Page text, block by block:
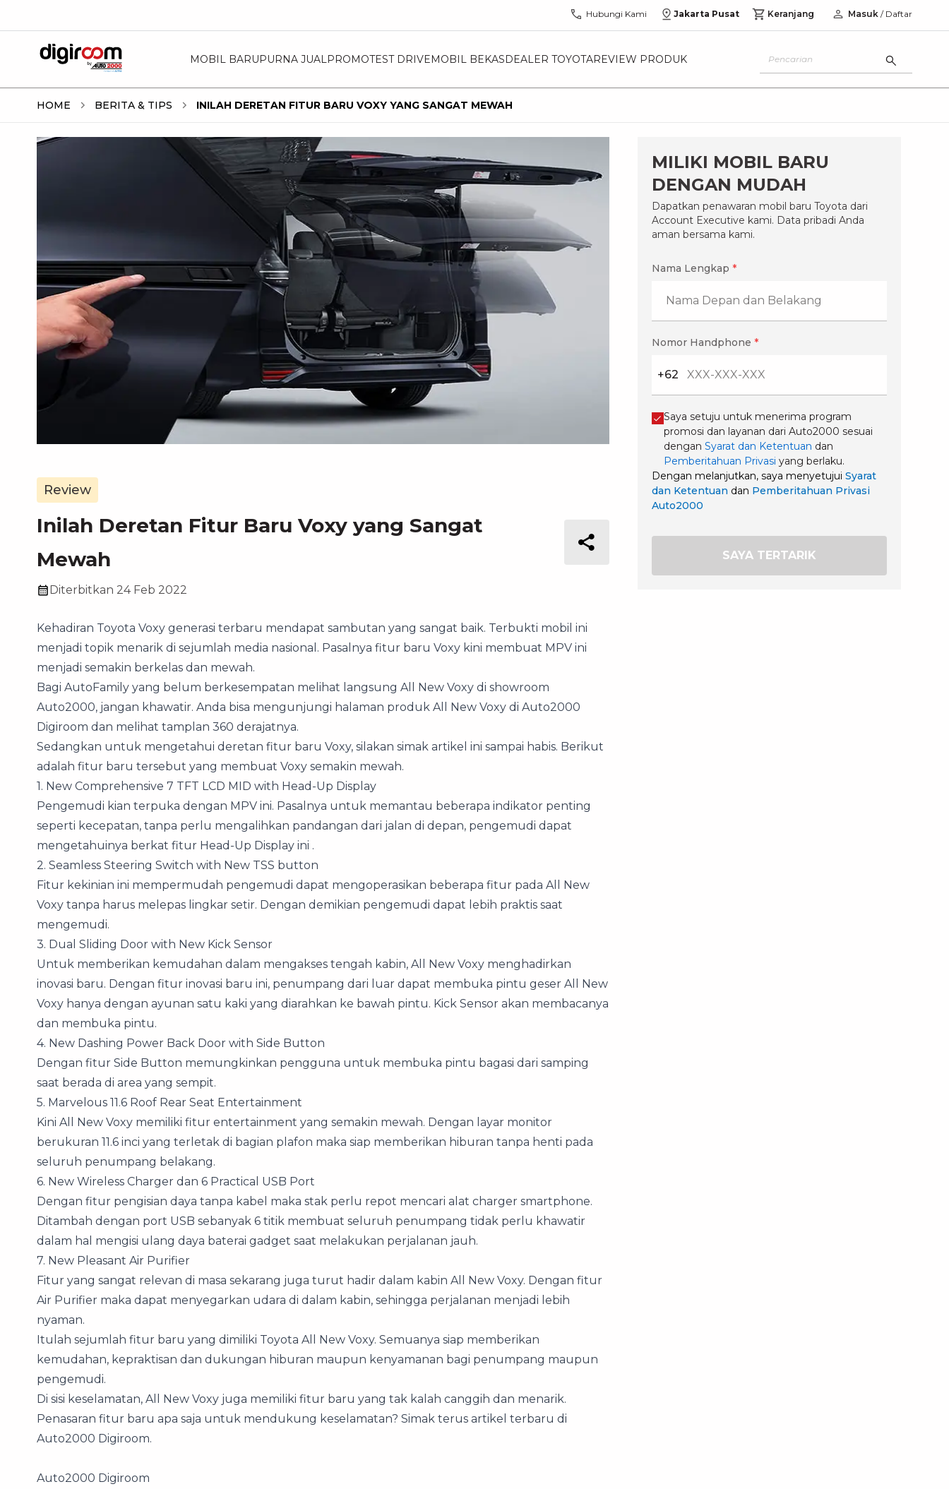
Hubungi Kami Jakarta Pusat Keranjang Masuk / Daftar
MOBIL BARUPURNA JUAL PROMOTEST DRIVEMOBIL BEKASDEALER TOYOTAREVIEW PRODUK
HOME BERITA & TIPS INILAH DERETAN FITUR BARU VOXY YANG SANGAT MEWAH
Review
Inilah Deretan Fitur Baru Voxy yang Sangat
Mewah
Diterbitkan 24 Feb 2022
Kehadiran Toyota Voxy generasi terbaru mendapat sambutan yang sangat baik. Terbukti mobil ini
menjadi topik menarik di sejumlah media nasional. Pasalnya fitur baru Voxy kini membuat MPV ini
menjadi semakin berkelas dan mewah.
Bagi AutoFamily yang belum berkesempatan melihat langsung All New Voxy di showroom
Auto2000, jangan khawatir. Anda bisa mengunjungi halaman produk All New Voxy di Auto2000
Digiroom dan melihat tamplan 360 derajatnya.
Sedangkan untuk mengetahui deretan fitur baru Voxy, silakan simak artikel ini sampai habis. Berikut
adalah fitur baru tersebut yang membuat Voxy semakin mewah.
1. New Comprehensive 7 TFT LCD MID with Head-Up Display
Pengemudi kian terpuka dengan MPV ini. Pasalnya untuk memantau beberapa indikator penting
seperti kecepatan, tanpa perlu mengalihkan pandangan dari jalan di depan, pengemudi dapat
mengetahuinya berkat fitur Head-Up Display ini .
2. Seamless Steering Switch with New TSS button
Fitur kekinian ini mempermudah pengemudi dapat mengoperasikan beberapa fitur pada All New
Voxy tanpa harus melepas lingkar setir. Dengan demikian pengemudi dapat lebih praktis saat
mengemudi.
3. Dual Sliding Door with New Kick Sensor
Untuk memberikan kemudahan dalam mengakses tengah kabin, All New Voxy menghadirkan
inovasi baru. Dengan fitur inovasi baru ini, penumpang dari luar dapat membuka pintu geser All New
Voxy hanya dengan ayunan satu kaki yang diarahkan ke bawah pintu. Kick Sensor akan membacanya
dan membuka pintu.
4. New Dashing Power Back Door with Side Button
Dengan fitur Side Button memungkinkan pengguna untuk membuka pintu bagasi dari samping
saat berada di area yang sempit.
5. Marvelous 11.6 Roof Rear Seat Entertainment
Kini All New Voxy memiliki fitur entertainment yang semakin mewah. Dengan layar monitor
berukuran 11.6 inci yang terletak di bagian plafon maka siap memberikan hiburan tanpa henti pada
seluruh penumpang belakang.
6. New Wireless Charger dan 6 Practical USB Port
Dengan fitur pengisian daya tanpa kabel maka stak perlu repot mencari alat charger smartphone.
Ditambah dengan port USB sebanyak 6 titik membuat seluruh penumpang tidak perlu khawatir
dalam hal mengisi ulang daya baterai gadget saat melakukan perjalanan jauh.
7. New Pleasant Air Purifier
Fitur yang sangat relevan di masa sekarang juga turut hadir dalam kabin All New Voxy. Dengan fitur
Air Purifier maka dapat menyegarkan udara di dalam kabin, sehingga perjalanan menjadi lebih
nyaman.
Itulah sejumlah fitur baru yang dimiliki Toyota All New Voxy. Semuanya siap memberikan
kemudahan, kepraktisan dan dukungan hiburan maupun kenyamanan bagi penumpang maupun
pengemudi.
Di sisi keselamatan, All New Voxy juga memiliki fitur baru yang tak kalah canggih dan menarik.
Penasaran fitur baru apa saja untuk mendukung keselamatan? Simak terus artikel terbaru di
Auto2000 Digiroom.
Auto2000 Digiroom
MILIKI MOBIL BARU
DENGAN MUDAH
Dapatkan penawaran mobil baru Toyota dari
Account Executive kami. Data pribadi Anda
aman bersama kami.
Nama Lengkap *
Nomor Handphone *
+62
Saya setuju untuk menerima program
promosi dan layanan dari Auto2000 sesuai
dengan Syarat dan Ketentuan dan
Pemberitahuan Privasi yang berlaku.
Dengan melanjutkan, saya menyetujui Syarat
dan Ketentuan dan Pemberitahuan Privasi
Auto2000
SAYA TERTARIK